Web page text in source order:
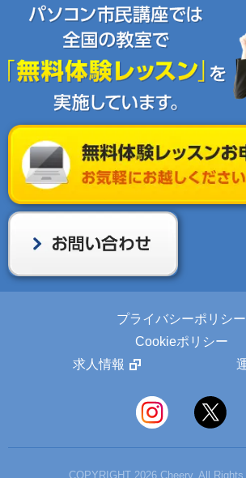
プライバシーポリシー
Cookieポリシー
求人情報
COPYRIGHT 2026 Cheery, All Rights